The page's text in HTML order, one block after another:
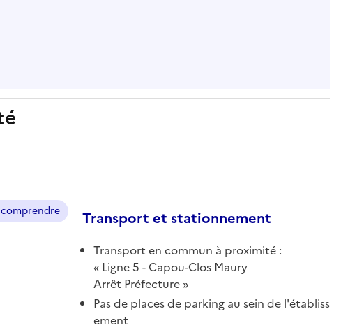
Transport et stationnement
Transport en commun à proximité :
Ligne 5 - Capou-Clos Maury
Arrêt Préfecture
Pas de places de parking au sein de l'établiss
ement